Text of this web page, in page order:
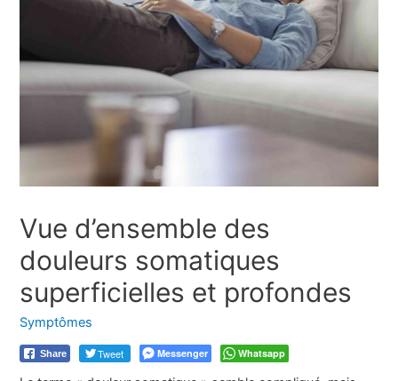
Vue d’ensemble des
douleurs somatiques
superficielles et profondes
Symptômes
Share Tweet Messenger Whatsapp